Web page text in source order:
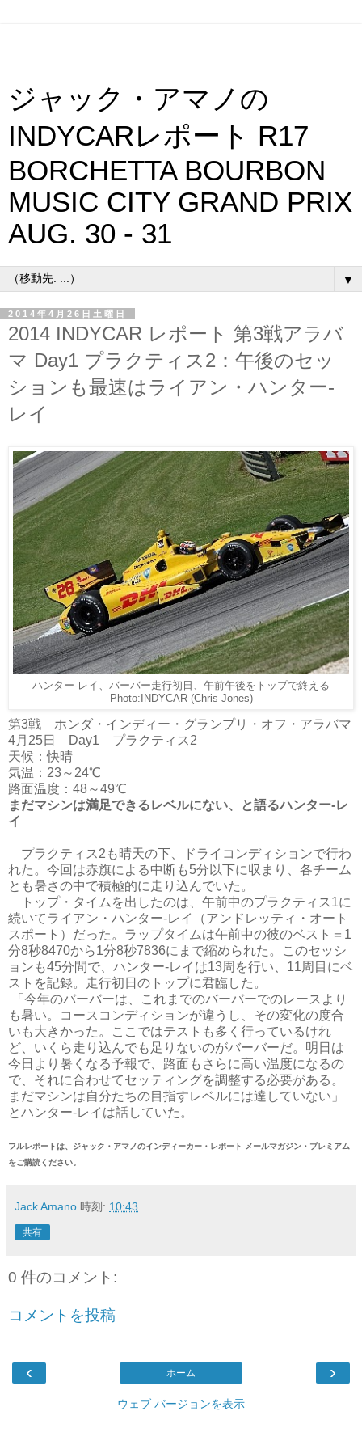
ジャック・アマノの
INDYCARレポート R17
BORCHETTA BOURBON
MUSIC CITY GRAND PRIX
AUG. 30 - 31
▼
2014年4月26日土曜日
2014 INDYCAR レポート 第3戦アラバ
マ Day1 プラクティス2：午後のセッ
ションも最速はライアン・ハンター-
レイ
ハンター-レイ、バーバー走行初日、午前午後をトップで終える
Photo:INDYCAR (Chris Jones)
第3戦 ホンダ・インディー・グランプリ・オフ・アラバマ
4月25日 Day1 プラクティス2
天候：快晴
気温：23～24℃
路面温度：48～49℃
まだマシンは満足できるレベルにない、と語るハンター-レ
イ
プラクティス2も晴天の下、ドライコンディションで行わ
れた。今回は赤旗による中断も5分以下に収まり、各チーム
とも暑さの中で積極的に走り込んでいた。
トップ・タイムを出したのは、午前中のプラクティス1に
続いてライアン・ハンター-レイ（アンドレッティ・オート
スポート）だった。ラップタイムは午前中の彼のベスト＝1
分8秒8470から1分8秒7836にまで縮められた。このセッシ
ョンも45分間で、ハンター-レイは13周を行い、11周目にベ
ストを記録。走行初日のトップに君臨した。
「今年のバーバーは、これまでのバーバーでのレースより
も暑い。コースコンディションが違うし、その変化の度合
いも大きかった。ここではテストも多く行っているけれ
ど、いくら走り込んでも足りないのがバーバーだ。明日は
今日より暑くなる予報で、路面もさらに高い温度になるの
で、それに合わせてセッティングを調整する必要がある。
まだマシンは自分たちの目指すレベルには達していない」
とハンター-レイは話していた。
フルレポートは、ジャック・アマノのインディーカー・レポート メールマガジン・プレミアム
をご購読ください。
Jack Amano 時刻: 10:43
共有
0 件のコメント:
コメントを投稿
‹ ›
ホーム
ウェブ バージョンを表示